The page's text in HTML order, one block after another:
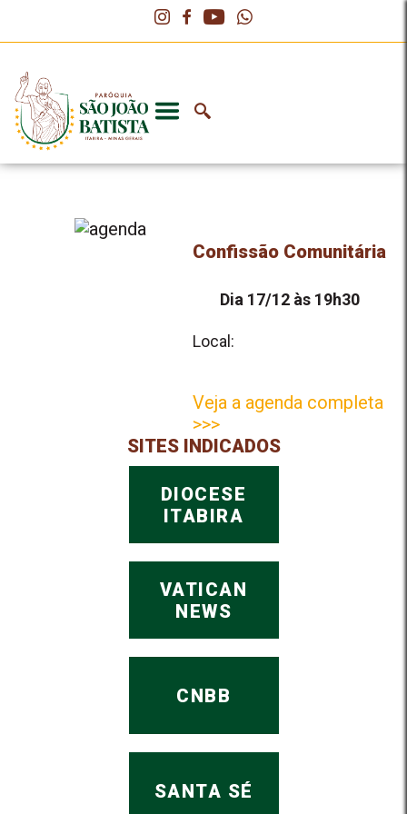
Confissão Comunitária
Dia 17/12 às 19h30
Local:
Veja a agenda completa
>>>
SITES INDICADOS
DIOCESE
ITABIRA
VATICAN
NEWS
CNBB
SANTA SÉ